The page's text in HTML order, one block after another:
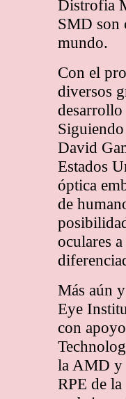
Distrofia
SMD son
mundo.
Con el
diversos
desarrollo
David
Estados
óptica
de
oculares
Más aún
Eye
con
la AMD y
RPE de